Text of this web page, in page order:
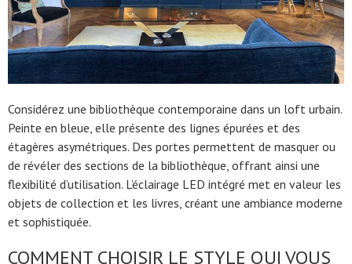
Considérez une bibliothèque contemporaine dans un loft urbain.
Peinte en bleue, elle présente des lignes épurées et des
étagères asymétriques. Des portes permettent de masquer ou
de révéler des sections de la bibliothèque, offrant ainsi une
flexibilité d’utilisation. L’éclairage LED intégré met en valeur les
objets de collection et les livres, créant une ambiance moderne
et sophistiquée.
COMMENT CHOISIR LE STYLE QUI VOUS